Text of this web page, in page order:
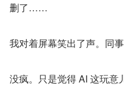
删了……
我对着屏幕笑出了声。同
没疯。只是觉得 AI 这玩意